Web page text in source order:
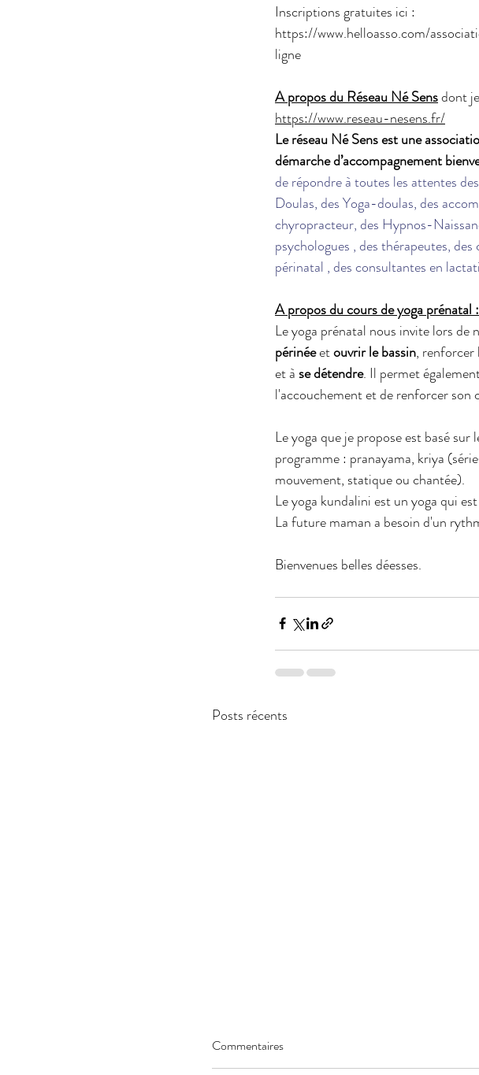
Inscriptions gratuites ici :
https://www.helloasso.com/
ligne
A propos du Réseau Né Sens dont
https://www.reseau-nesens.fr/
Le réseau Né Sens est une
démarche d’accompagnement
de répondre à toutes les attentes
Doulas, des Yoga-doulas, des
chyropracteur, des Hypnos-
psychologues , des thérapeutes,
périnatal , des consultantes en
A propos du cours de yoga prénatal :
Le yoga prénatal nous invite lors de
périnée et ouvrir le bassin, renforcer
et à se détendre. Il permet
l'accouchement et de renforcer son
Le yoga que je propose est basé
programme : pranayama, kriya
mouvement, statique ou chantée).
Le yoga kundalini est un yoga qui
La future maman a besoin d'un
Bienvenues belles déesses.
Posts récents
Commentaires